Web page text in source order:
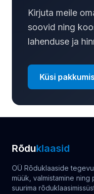
Kirjuta meile
soovid ning
lahenduse ja
Küsi
Rõduklaasid
OÜ Rõduklaaside
müük, valmistamine
suurima